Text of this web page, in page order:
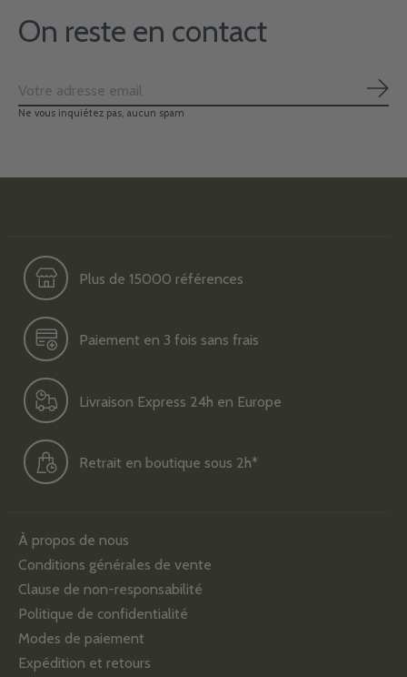
On reste en contact
Ne vous inquiétez pas, aucun spam
Plus de 15000 références
Paiement en 3 fois sans frais
Livraison Express 24h en Europe
Retrait en boutique sous 2h*
À propos de nous
Conditions générales de vente
Clause de non-responsabilité
Politique de confidentialité
Modes de paiement
Expédition et retours